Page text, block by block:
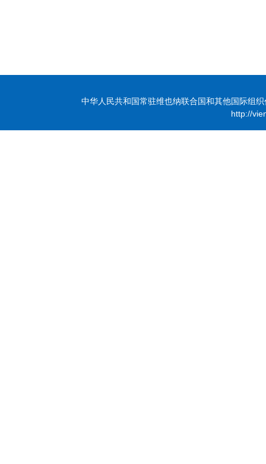
中华人民共和国常驻维也纳联合国和其他国际组
http://